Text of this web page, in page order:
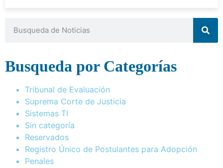
Busqueda por Categorías
Tribunal de Evaluación
Suprema Corte de Justicia
Sistemas TI
Sin categoría
Reservados
Registro Único de Postulantes para Adopción
Penales